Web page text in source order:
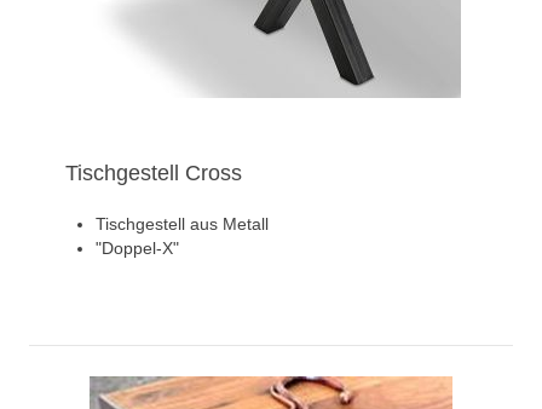
Tischgestell Cross
Tischgestell aus Metall
"Doppel-X"